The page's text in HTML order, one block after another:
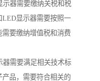
示器需要缴纳关税和税
LED显示器需要按照一
要缴纳增值税和消费
器需要满足相关技术标
品，需要符合相关的